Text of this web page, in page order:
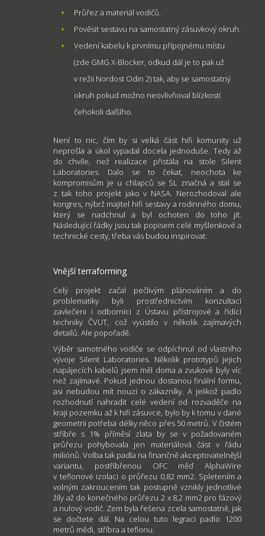
Průřez a materiál vodičů.
Pověsit sestavu na samostatný zásuvkový okruh.
Vedení kabelu k prvnímu přípojnému místu
(zde GMG X-Blocker, odkud dál je to pak už
v režii Nordost Odin 2) tak, aby se samostatný
okruh pokud možno neovlivňoval blízkostí
čehokoli dalšího.
Není to nic, čím by si velká část hifi komunity už
neprošla a úkol vypadal docela jednoduše. Tedy až
do chvíle, než realizace přistála na stole Silent
Laboratories. Dalo se to čekat, neochota ke
kompromisům je u chlapců se SL značná a stal se
z tak toho projekt jako v NASA. Nerozhodoval ale
kongres, nýbrž majitel hifi sestavy a rodinného domu,
který se nadchnul a byl ochoten do toho jít.
Následující řádky jsou tak popisem celé myšlenkové a
technické cesty, třeba vás budou inspirovat.
Vnější terraforming
Celý projekt začal pečlivým plánováním a do
problematiky byli prostřednictvím konzultací
zavlečeni i odborníci z Ústavu přístrojové a řídící
techniky ČVUT, což vyústilo v několik zajímavých
detailů. Ale popořadě.
Výběr samotného vodiče se odpíchnul od vlastního
vývoje Silent Laboratories. Několik prototypů jejich
napájecích kabelů jsem měl doma a zvukově byly víc
než zajímavé. Pokud jednou dostanou finální formu,
asi nebudou mít nouzi o zákazníky. A jelikož padlo
rozhodnutí nahradit celé vedení od rozvaděče na
kraji pozemku až k hifi zásuvce, bylo by k tomu v dané
geometrii potřeba délky něco přes 50 metrů. V čistém
stříbře s 1% příměsí zlata by se v požadovaném
průřezu pohybovala jen materiálová část v řádu
miliónů. Volba tak padla na finančně akceptovatelnější
variantu, postříbřenou OFC měď AlphaWire
v teflonové izolaci o průřezu 0,82 mm2. Spletením a
volným zakroucením tak postupně vznikly jednotlivé
žíly až do konečného průřezu 2 x 8,2 mm2 pro fázový
a nulový vodič. Zem byla řešena zcela samostatně, jak
se dočtete dál. Na celou tuto legraci padlo 1200
metrů mědi, stříbra a teflonu.